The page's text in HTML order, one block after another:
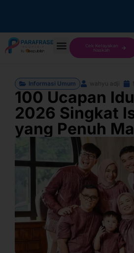
Cek Kelayakan
Naskah
Informasi Umum wahyu adji
100 Ucapan
2026 Singkat
yang Penuh